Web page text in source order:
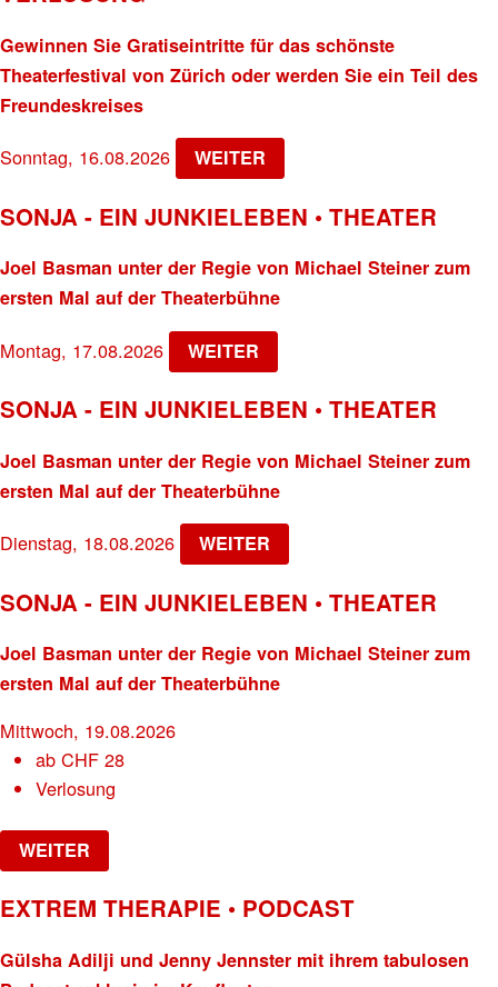
Gewinnen Sie Gratiseintritte für das schönste
Theaterfestival von Zürich oder werden Sie ein Teil des
Freundeskreises
Sonntag, 16.08.2026 WEITER
SONJA - EIN JUNKIELEBEN • THEATER
Joel Basman unter der Regie von Michael Steiner zum
ersten Mal auf der Theaterbühne
Montag, 17.08.2026 WEITER
SONJA - EIN JUNKIELEBEN • THEATER
Joel Basman unter der Regie von Michael Steiner zum
ersten Mal auf der Theaterbühne
Dienstag, 18.08.2026 WEITER
SONJA - EIN JUNKIELEBEN • THEATER
Joel Basman unter der Regie von Michael Steiner zum
ersten Mal auf der Theaterbühne
Mittwoch, 19.08.2026
abCHF 28
Verlosung
WEITER
EXTREM THERAPIE • PODCAST
Gülsha Adilji und Jenny Jennster mit ihrem tabulosen